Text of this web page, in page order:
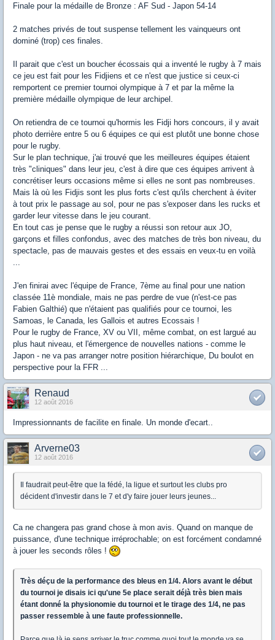
Finale pour la médaille de Bronze : AF Sud - Japon 54-14
2 matches privés de tout suspense tellement les vainqueurs ont
dominé (trop) ces finales.
Il parait que c'est un boucher écossais qui a inventé le rugby à 7 mais
ce jeu est fait pour les Fidjiens et ce n'est que justice si ceux-ci
remportent ce premier tournoi olympique à 7 et par la même la
première médaille olympique de leur archipel.
On retiendra de ce tournoi qu'hormis les Fidji hors concours, il y avait
photo derrière entre 5 ou 6 équipes ce qui est plutôt une bonne chose
pour le rugby.
Sur le plan technique, j'ai trouvé que les meilleures équipes étaient
très "cliniques" dans leur jeu, c'est à dire que ces équipes arrivent à
concrétiser leurs occasions même si elles ne sont pas nombreuses.
Mais là où les Fidjis sont les plus forts c'est qu'ils cherchent à éviter
à tout prix le passage au sol, pour ne pas s'exposer dans les rucks et
garder leur vitesse dans le jeu courant.
En tout cas je pense que le rugby a réussi son retour aux JO,
garçons et filles confondus, avec des matches de très bon niveau, du
spectacle, pas de mauvais gestes et des essais en veux-tu en voilà
J'en finirai avec l'équipe de France, 7ème au final pour une nation
classée 11è mondiale, mais ne pas perdre de vue (n'est-ce pas
Fabien Galthié) que n'étaient pas qualifiés pour ce tournoi, les
Samoas, le Canada, les Gallois et autres Ecossais !
Pour le rugby de France, XV ou VII, même combat, on est largué au
plus haut niveau, et l'émergence de nouvelles nations - comme le
Japon - ne va pas arranger notre position hiérarchique, Du boulot en
perspective pour la FFR ...
Renaud
12 août 2016
Impressionnants de facilite en finale. Un monde d'ecart..
Arverne03
12 août 2016
Il faudrait peut-être que la fédé, la ligue et surtout les clubs pro
décident d'investir dans le 7 et d'y faire jouer leurs jeunes...
Ca ne changera pas grand chose à mon avis. Quand on manque de
puissance, d'une technique irréprochable; on est forcément condamné
à jouer les seconds rôles !
Très déçu de la performance des bleus en 1/4. Alors avant le début
du tournoi je disais ici qu'une 5e place serait déjà très bien mais
étant donné la physionomie du tournoi et le tirage des 1/4, ne pas
passer ressemble à une faute professionnelle.